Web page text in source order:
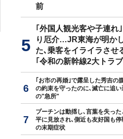
前
｢外国人観光客や子連れ｣
り厄介…JR東海が明か
た､乗客をイライラさせ
｢令和の新幹線2大トラ
｢お市の再婚｣で露呈した秀吉の
の約束を守ったのに､滅亡に追
の"急所"
プーチンは動揺し､言葉を失っ
平に見放され､側近も友好国も
の末期症状